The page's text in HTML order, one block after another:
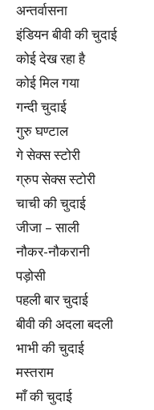
अन्तर्वासना
इंडियन बीवी की चुदाई
कोई देख रहा है
कोई मिल गया
गन्दी चुदाई
गुरु घण्टाल
गे सेक्स स्टोरी
ग्रुप सेक्स स्टोरी
चाची की चुदाई
जीजा – साली
नौकर-नौकरानी
पड़ोसी
पहली बार चुदाई
बीवी की अदला बदली
भाभी की चुदाई
मस्तराम
माँ की चुदाई